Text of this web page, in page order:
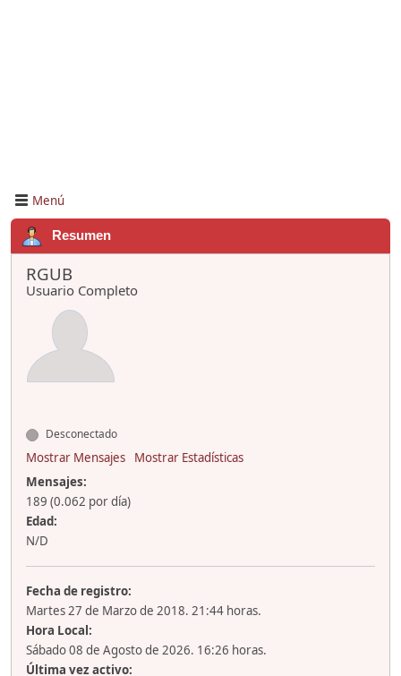
Menú
Resumen
RGUB
Usuario Completo
Desconectado
Mostrar Mensajes
Mostrar Estadísticas
Mensajes:
189 (0.062 por día)
Edad:
N/D
Fecha de registro:
Martes 27 de Marzo de 2018. 21:44 horas.
Hora Local:
Sábado 08 de Agosto de 2026. 16:26 horas.
Última vez activo: